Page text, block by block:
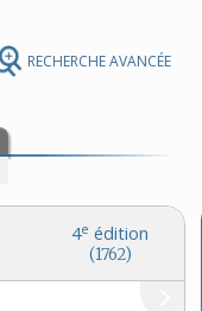
RECHERCHE AVANCÉE
4e édition
(1762)